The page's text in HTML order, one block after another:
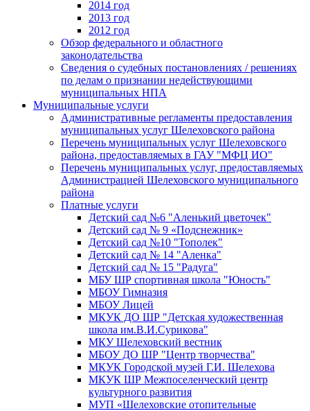
2014 год
2013 год
2012 год
Обзор федерального и областного
законодательства
Сведения о судебных постановлениях / решениях
по делам о признании недействующими
муниципальных НПА
Муниципальные услуги
Административные регламенты предоставления
муниципальных услуг Шелеховского района
Перечень муниципальных услуг Шелеховского
района, предоставляемых в ГАУ "МФЦ ИО"
Перечень муниципальных услуг, предоставляемых
Администрацией Шелеховского муниципального
района
Платные услуги
Детский сад №6 "Аленький цветочек"
Детский сад № 9 «Подснежник»
Детский сад №10 "Тополек"
Детский сад № 14 "Аленка"
Детский сад № 15 "Радуга"
МБУ ШР спортивная школа "Юность"
МБОУ Гимназия
МБОУ Лицей
МКУК ДО ШР "Детская художественная
школа им.В.И.Сурикова"
МКУ Шелеховский вестник
МБОУ ДО ШР "Центр творчества"
МКУК Городской музей Г.И. Шелехова
МКУК ШР Межпоселенческий центр
культурного развития
МУП «Шелеховские отопительные